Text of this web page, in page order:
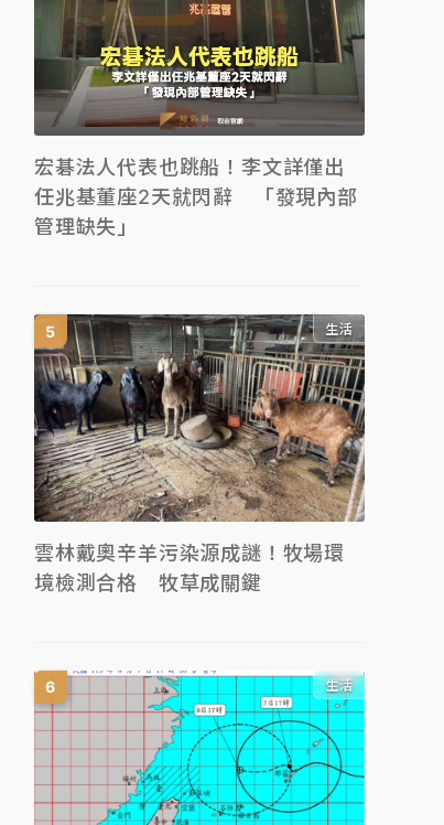
宏碁法人代表也跳船！李文詳僅出
任兆基董座2天就閃辭 「發現內部
管理缺失」
生活
雲林戴奧辛羊污染源成謎！牧場環
境檢測合格 牧草成關鍵
生活